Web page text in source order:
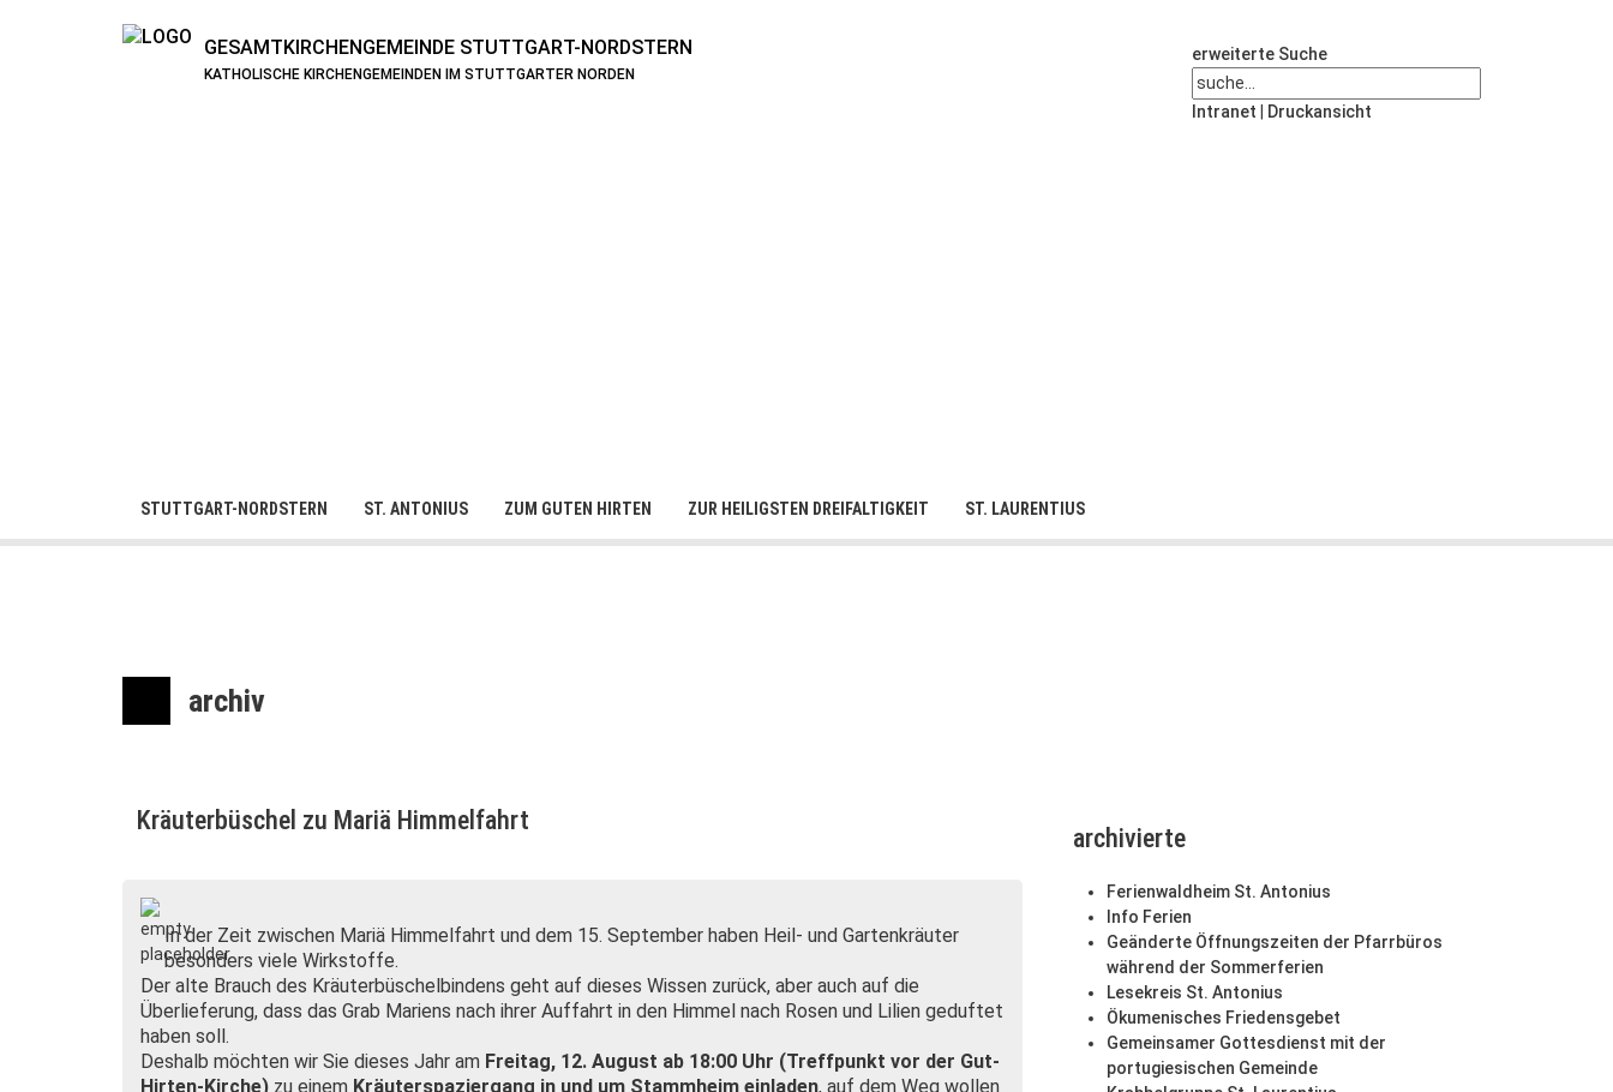
GESAMTKIRCHENGEMEINDE STUTTGART-NORDSTERN
KATHOLISCHE KIRCHENGEMEINDEN IM STUTTGARTER NORDEN
erweiterte Suche
Intranet Druckansicht
STUTTGART-NORDSTERN ST. ANTONIUS ZUM GUTEN HIRTEN ZUR HEILIGSTEN DREIFALTIGKEIT ST. LAURENTIUS
archiv
Kräuterbüschel zu Mariä Himmelfahrt
In der Zeit zwischen Mariä Himmelfahrt und dem 15. September haben Heil- und Gartenkräuter
besonders viele Wirkstoffe.
Der alte Brauch des Kräuterbüschelbindens geht auf dieses Wissen zurück, aber auch auf die
Überlieferung, dass das Grab Mariens nach ihrer Auffahrt in den Himmel nach Rosen und Lilien geduftet
haben soll.
Deshalb möchten wir Sie dieses Jahr am Freitag, 12. August ab 18:00 Uhr (Treffpunkt vor der Gut-
Hirten-Kirche) zu einem Kräuterspaziergang in und um Stammheim einladen, auf dem Weg wollen
archivierte
Ferienwaldheim St. Antonius
Info Ferien
Geänderte Öffnungszeiten der Pfarrbüros
während der Sommerferien
Lesekreis St. Antonius
Ökumenisches Friedensgebet
Gemeinsamer Gottesdienst mit der
portugiesischen Gemeinde